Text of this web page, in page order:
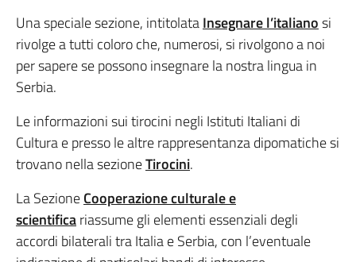
Una speciale sezione, intitolataInsegnare l’italianosi
rivolge a tutti coloro che, numerosi, si rivolgono a noi
per sapere se possono insegnare la nostra lingua in
Serbia.
Le informazioni sui tirocini negli Istituti Italiani di
Cultura e presso le altre rappresentanza dipomatiche si
trovano nella sezioneTirocini.
La SezioneCooperazione culturale e
scientificariassume gli elementi essenziali degli
accordi bilaterali tra Italia e Serbia, con l’eventuale